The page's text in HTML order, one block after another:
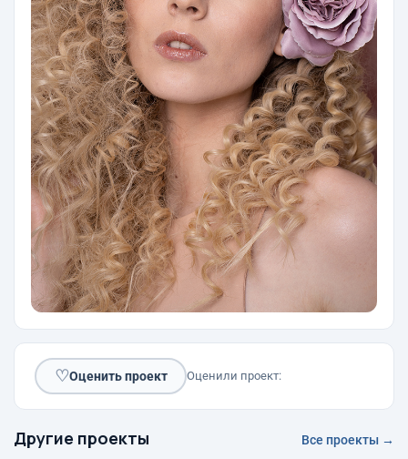
♡Оценить проект Оценили проект:
Другие проекты Все проекты →